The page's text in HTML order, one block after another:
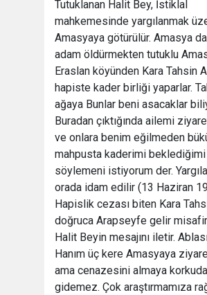
Tutuklanan Halit Bey, İstiklal
mahkemesinde yargılanmak
Amasyaya götürülür. Amasya
adam öldürmekten tutuklu
Eraslan köyünden Kara Tahsin
hapiste kader birliği yaparlar.
ağaya Bunlar beni asacaklar
Buradan çıktığında ailemi
ve onlara benim eğilmeden
mahpusta kaderimi beklediğimi
söylemeni istiyorum der.
orada idam edilir (13 Haziran
Hapislik cezası biten Kara
doğruca Arapseyfe gelir
Halit Beyin mesajını iletir.
Hanım üç kere Amasyaya
ama cenazesini almaya
gidemez. Çok araştırmamıza